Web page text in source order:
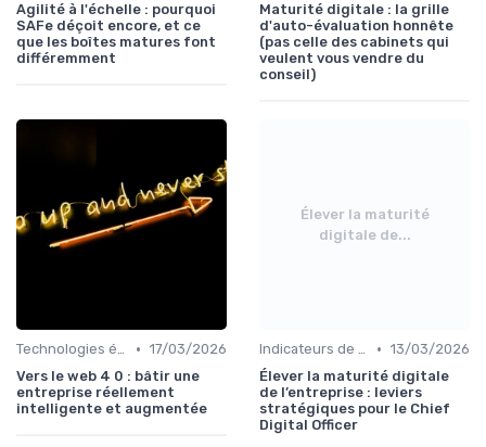
Agilité à l'échelle : pourquoi
SAFe déçoit encore, et ce
que les boîtes matures font
différemment
Maturité digitale : la grille
d'auto-évaluation honnête
(pas celle des cabinets qui
veulent vous vendre du
conseil)
Technologies émergentes • 17/03/2026
Vers le web 4 0 : bâtir une
entreprise réellement
intelligente et augmentée
Élever la maturité
digitale de...
Indicateurs de performance • 13/03/2026
Élever la maturité digitale
de l’entreprise : leviers
stratégiques pour le Chief
Digital Officer